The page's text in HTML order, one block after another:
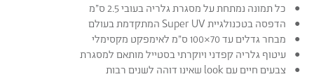
כל תמונה נמתחת על מסגרת גלריה בעובי 2.5 ס”מ
הדפסה בטכנולגיית Super UV המתקדמת בעולם
מבחר גדלים עד 70×100 ס”מ לאימפקט מקסימלי
עיטוף גלריה קפדני ויוקרתי בסטייל מותאם למסגרת
צבעים חיים עם look שאינו דוהה לשנים רבות